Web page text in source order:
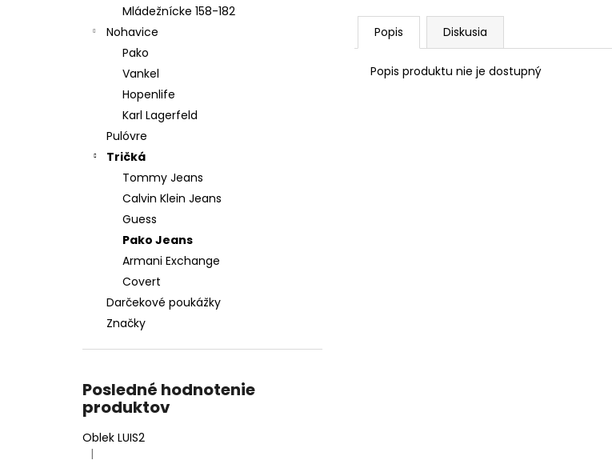
Mládežnícke 158-182
Nohavice
Pako
Vankel
Hopenlife
Karl Lagerfeld
Pulóvre
Tričká
Tommy Jeans
Calvin Klein Jeans
Guess
Pako Jeans
Armani Exchange
Covert
Darčekové poukážky
Značky
Posledné hodnotenie
produktov
Oblek LUIS2
Hodnotenie produktu je 4 z 5 hviezdičiek.
|
Popis Diskusia
Popis produktu nie je dostupný